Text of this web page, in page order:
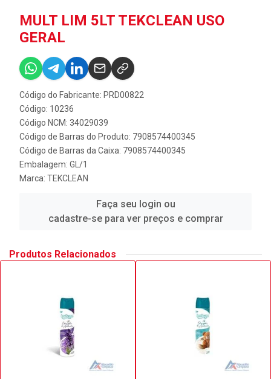
MULT LIM 5LT TEKCLEAN USO
GERAL
Código do Fabricante: PRD00822
Código: 10236
Código NCM: 34029039
Código de Barras do Produto: 7908574400345
Código de Barras da Caixa: 7908574400345
Embalagem: GL/1
Marca: TEKCLEAN
Faça seu login ou
cadastre-se para ver preços e comprar
Produtos Relacionados